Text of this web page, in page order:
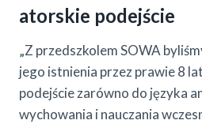
atorskie podejście
„Z przedszkolem SOWA
jego istnienia przez prawie 8
podejście zarówno do języka
wychowania i nauczania